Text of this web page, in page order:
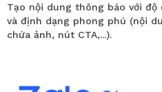
Tạo nội dung thông báo với
và định dạng phong phú (nội
chứa ảnh, nút CTA,...).